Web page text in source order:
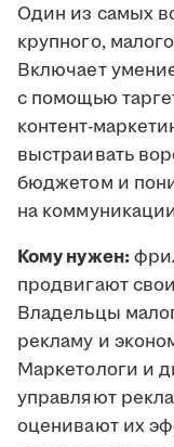
Один из самых
крупного,
Включает
с помощью
контент-
выстраивать
бюджетом и
на
Кому нужен:
продвигают
Владельцы
рекламу и
Маркетологи и
управляют
оценивают их